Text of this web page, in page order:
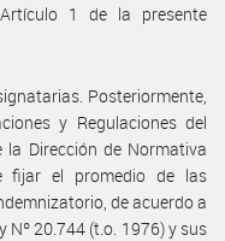
1 de la presente
Posteriormente,
y Regulaciones del
Dirección de Normativa
fijar el promedio de las
de acuerdo a
Nº 20.744 (t.o. 1976) y sus